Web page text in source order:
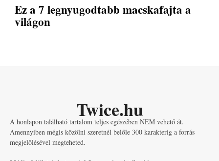
Ez a 7 legnyugodtabb macskafajta a
világon
Twice.hu
A honlapon található tartalom teljes egészében NEM vehető át.
Amennyiben mégis közölni szeretnél belőle 300 karakterig a forrás
megjelölésével megteheted.